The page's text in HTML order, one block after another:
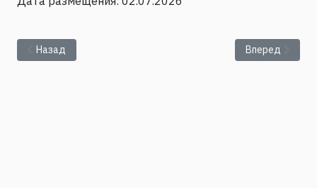
Предыдущий: Представление текста диссертации
Назад Следующий:
Вперед